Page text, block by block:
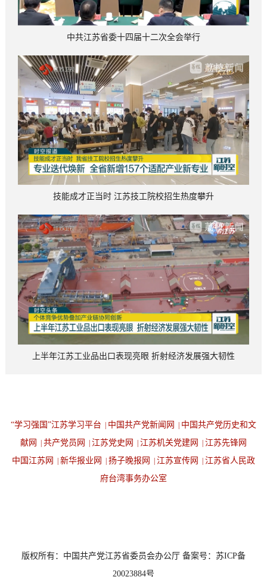
中共江苏省委十四届十二次全会举行
技能成才正当时 江苏技工院校招生热度攀升
上半年江苏工业品出口表现亮眼 折射经济发展强大韧性
“学习强国”江苏学习平台 中国共产党新闻网
中国共产党历史和文
献网
共产党员网 江苏党史网 江苏机关党建网
江苏先锋网
中国江苏网
新华报业网 扬子晚报网 江苏宣传网
江苏省人民政
府台湾事务办公室
版权所有：中国共产党江苏省委员会办公厅 备案号：苏ICP备
20023884号